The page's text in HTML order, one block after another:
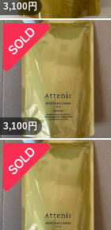
3,100円
3,100円